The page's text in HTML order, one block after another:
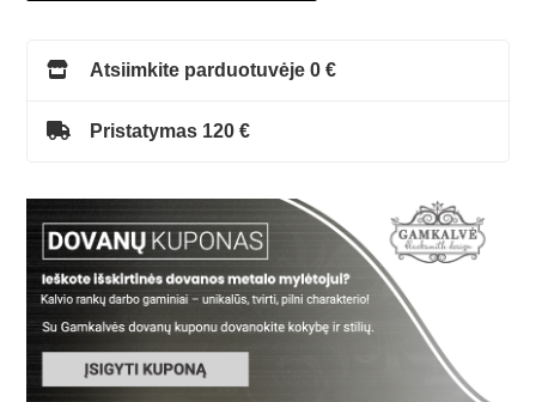
Atsiimkite parduotuvėje 0 €
Pristatymas 120 €